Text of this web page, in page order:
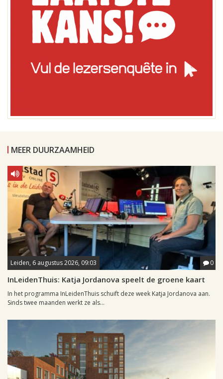
MEER DUURZAAMHEID
Leiden, 6 augustus 2026, 09:03 0
InLeidenThuis: Katja Jordanova speelt de groene kaart
In het programma InLeidenThuis schuift deze week Katja Jordanova aan.
Sinds twee maanden werkt ze als...